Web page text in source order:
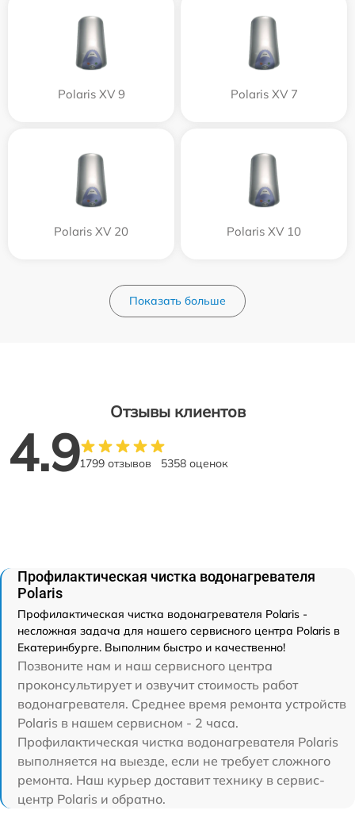
Polaris XV 9 Polaris XV 7
Polaris XV 20 Polaris XV 10
Показать больше
Отзывы клиентов
4.91799 отзывов 5358 оценок
Профилактическая чистка водонагревателя
Polaris
Профилактическая чистка водонагревателя Polaris -
несложная задача для нашего сервисного центра Polaris в
Екатеринбурге. Выполним быстро и качественно!
Позвоните нам и наш сервисного центра
проконсультирует и озвучит стоимость работ
водонагревателя. Среднее время ремонта устройств
Polaris в нашем сервисном - 2 часа.
Профилактическая чистка водонагревателя Polaris
выполняется на выезде, если не требует сложного
ремонта. Наш курьер доставит технику в сервис-
центр Polaris и обратно.